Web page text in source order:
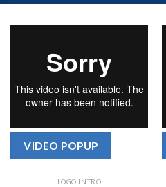
VIDEO POPUP
LOGO INTRO